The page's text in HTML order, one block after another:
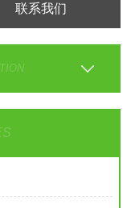
联系我们